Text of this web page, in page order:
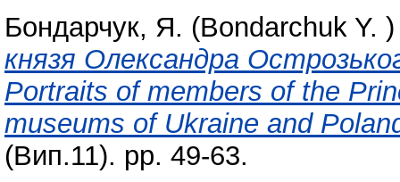
Бондарчук, Я. (Bondarchuk Y. )
князя Олександра
Portraits of members of the
museums of Ukraine and
(Вип.11). pp. 49-63.